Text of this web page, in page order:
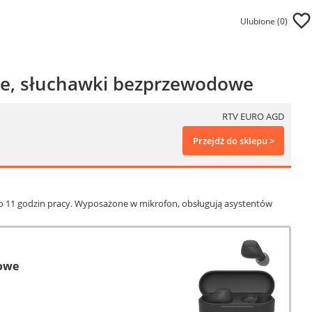
Ulubione (0)
słuchawki bezprzewodowe
RTV EURO AGD
Przejdź do sklepu >
11 godzin pracy. Wyposażone w mikrofon, obsługują asystentów